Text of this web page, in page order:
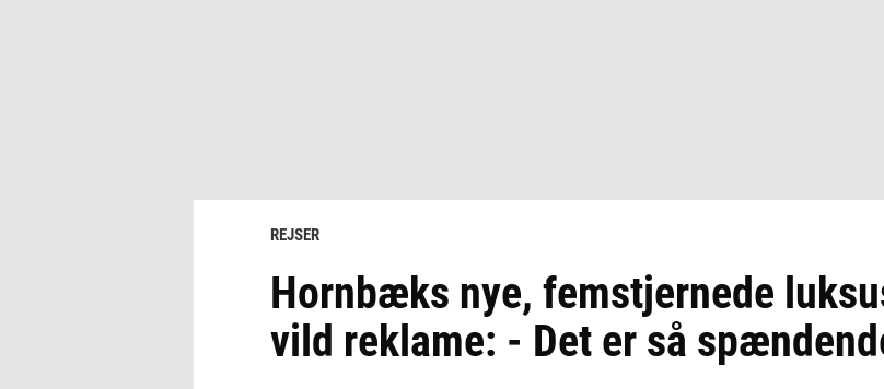
REJSER
Hornbæks nye, femstjernede
vild reklame: - Det er så